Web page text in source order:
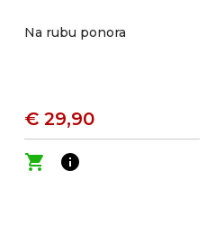
Na rubu ponora
€ 29,90
shopping_cart
info